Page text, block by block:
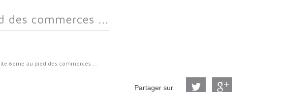
des commerces ...
6eme au pied des commerces ...
Partager sur